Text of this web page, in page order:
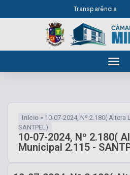
Transparência
Início » 10-07-2024, Nº 2.180( Altera
SANTPEL)
10-07-2024, Nº 2.180(
Municipal 2.115 -